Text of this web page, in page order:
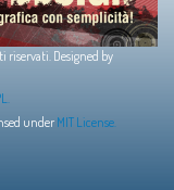
Designed by
under MIT License.